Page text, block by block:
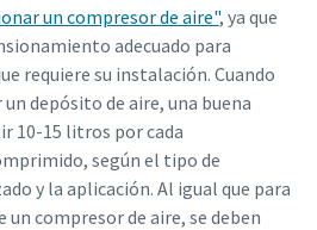
un compresor de aire", ya que
adecuado para
requiere su instalación. Cuando
depósito de aire, una buena
10-15 litros por cada
según el tipo de
y la aplicación. Al igual que para
compresor de aire, se deben